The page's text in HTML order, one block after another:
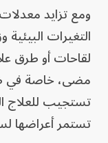
ومع تزايد
التغيرات
لقاحات أو طرق
مضى، خاصة في
تستجيب للعلاج
تستمر أعراضها